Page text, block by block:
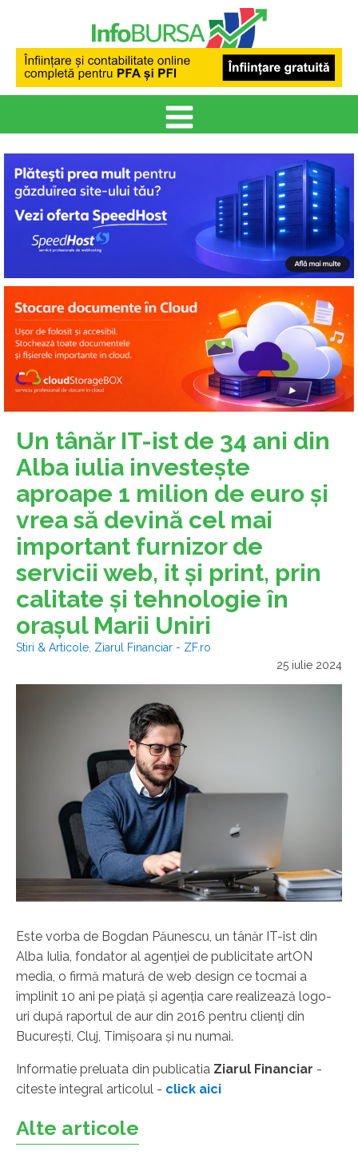
Un tânăr IT-ist de 34 ani din
Alba iulia investeşte
aproape 1 milion de euro şi
vrea să devină cel mai
important furnizor de
servicii web, it şi print, prin
calitate şi tehnologie în
oraşul Marii Uniri
Stiri & Articole Ziarul Financiar - ZF.ro
25 iulie 2024
Este vorba de Bogdan Păunescu, un tânăr IT-ist din
Alba Iulia, fondator al agenţiei de publicitate artON
media, o firmă matură de web design ce tocmai a
împlinit 10 ani pe piaţă şi agenţia care realizează logo-
uri după raportul de aur din 2016 pentru clienţi din
Bucureşti, Cluj, Timişoara şi nu numai.
Informatie preluata din publicatia Ziarul Financiar -
citeste integral articolul - click aici
Alte articole